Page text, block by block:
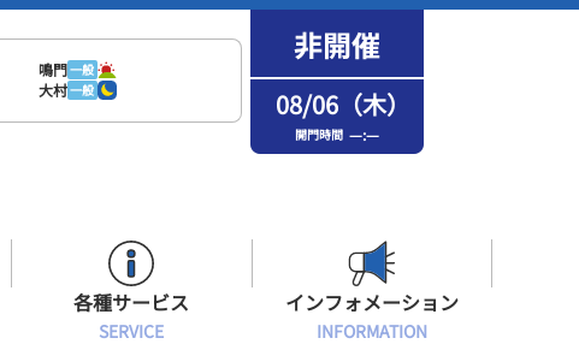
鳴門一般
大村一般 08/06（木）
開門時間 —:—
各種サービス
SERVICE
インフォメーション
INFORMATION